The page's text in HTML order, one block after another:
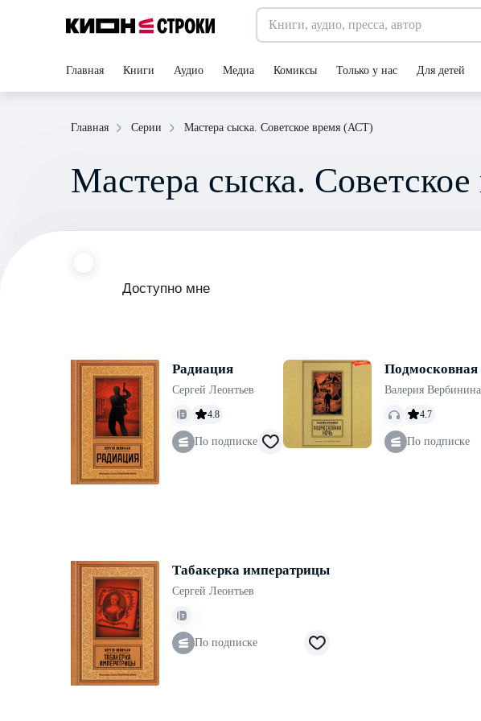
Главная Книги Аудио Медиа Комиксы Только у нас Для детей
Главная Серии Мастера сыска. Советское время (АСТ)
Мастера сыска.
Доступно мне
Радиация
Сергей Леонтьев
4.8
По подписке
Подмосковная
Валерия Вербинина
4.7
По подписке
Табакерка императрицы
Сергей Леонтьев
По подписке